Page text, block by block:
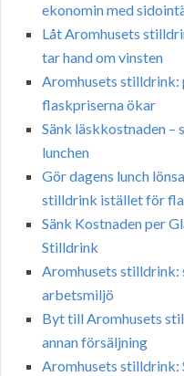
ekonomin med
Låt Aromhusets
tar hand om vinsten
Aromhusets
flaskpriserna ökar
Sänk läskkostnaden
lunchen
Gör dagens lunch
stilldrink istället för
Sänk Kostnaden per
Stilldrink
Aromhusets stilldrink:
arbetsmiljö
Byt till Aromhusets
annan försäljning
Aromhusets stilldrink: